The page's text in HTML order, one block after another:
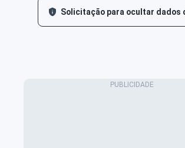
Solicitação para ocultar dados